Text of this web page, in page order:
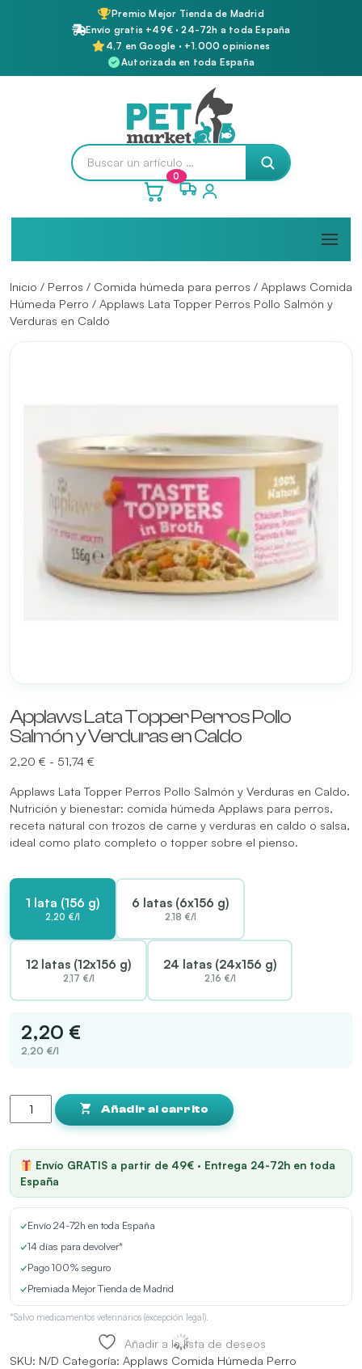
Premio Mejor Tienda de Madrid
Envío gratis +49€ · 24-72h a toda España
4,7 en Google · +1.000 opiniones
Autorizada en toda España
0
Inicio / Perros / Comida húmeda para perros / Applaws Comida
Húmeda Perro / Applaws Lata Topper Perros Pollo Salmón y
Verduras en Caldo
Applaws Lata Topper Perros Pollo
Salmón y Verduras en Caldo
2,20 € - 51,74 €
precios:
desde
2,20 €
hasta
Applaws Lata Topper Perros Pollo Salmón y Verduras en Caldo.
Nutrición y bienestar: comida húmeda Applaws para perros,
receta natural con trozos de carne y verduras en caldo o salsa,
ideal como plato completo o topper sobre el pienso.
1 lata (156 g)
2,20 €/l
6 latas (6x156 g)
2,18 €/l
12 latas (12x156 g)
2,17 €/l
24 latas (24x156 g)
2,16 €/l
2,20 €
2,20 €/l
Lata
Topper
Pollo
Salmón
y
Verduras
en
Caldo
Añadir al carrito
Envío GRATIS a partir de 49€ · Entrega 24-72h en toda
España
✓Envío 24-72h en toda España
✓14 días para devolver*
✓Pago 100% seguro
✓Premiada Mejor Tienda de Madrid
*Salvo medicamentos veterinarios (excepción legal).
Añadir a la lista de deseos
SKU: N/D Categoría: Applaws Comida Húmeda Perro